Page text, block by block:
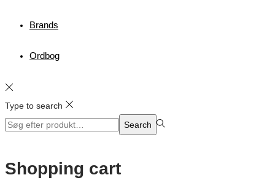
Brands
Ordbog
Type to search
Search
Search
Shopping cart